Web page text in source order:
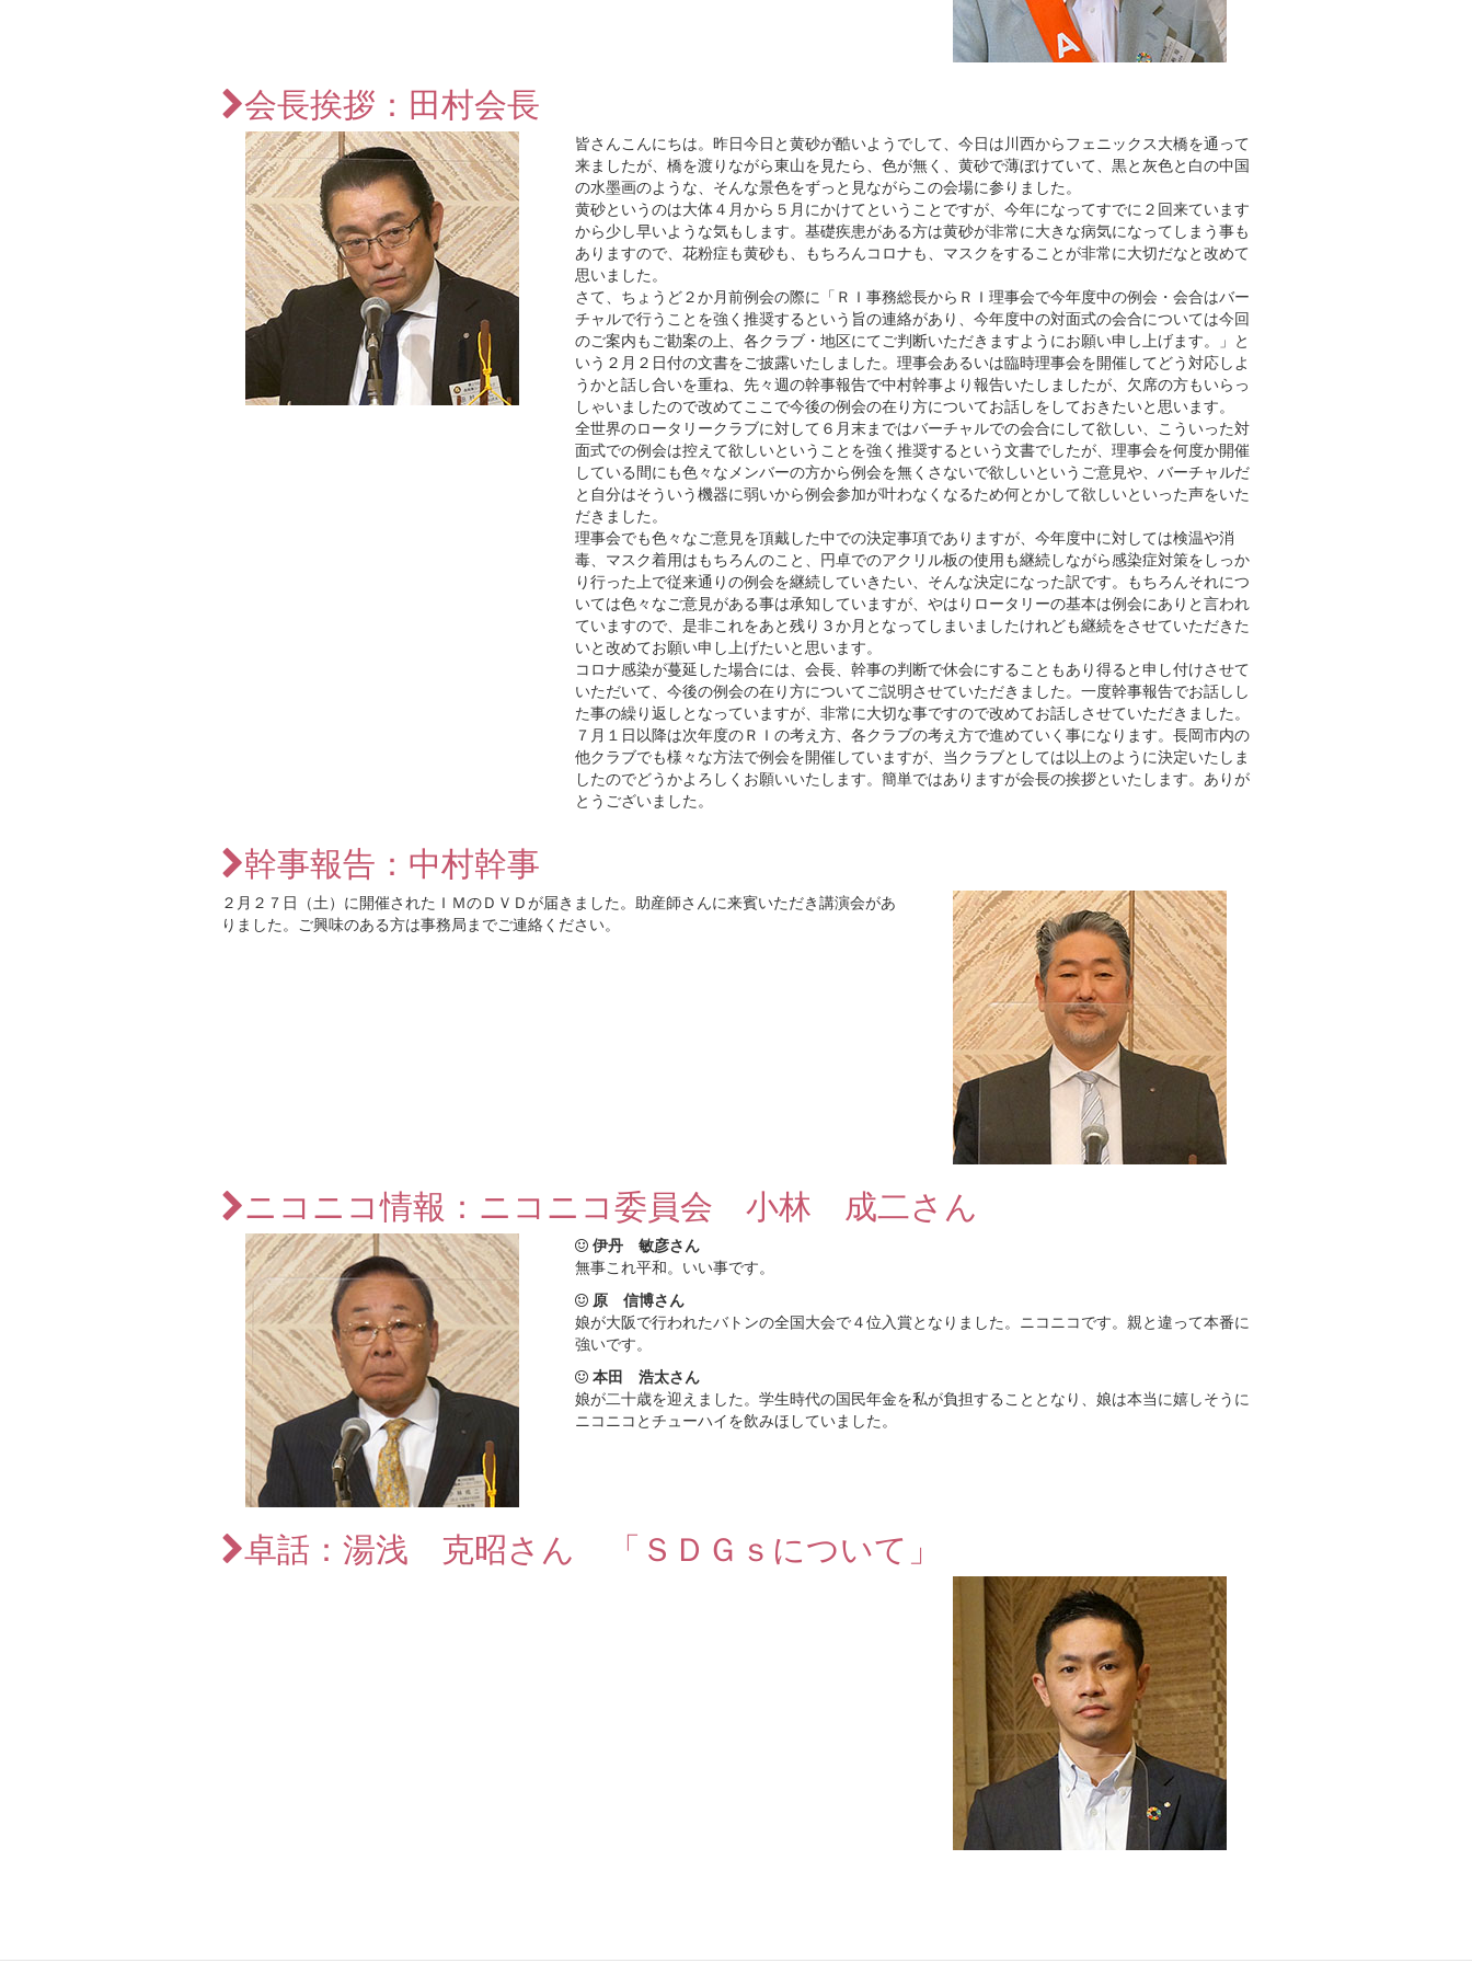
会長挨拶：田村会長
皆さんこんにちは。昨日今日と黄砂が酷いようでして、今日は川西からフェニックス大橋を通って
来ましたが、橋を渡りながら東山を見たら、色が無く、黄砂で薄ぼけていて、黒と灰色と白の中国
の水墨画のような、そんな景色をずっと見ながらこの会場に参りました。
黄砂というのは大体４月から５月にかけてということですが、今年になってすでに２回来ています
から少し早いような気もします。基礎疾患がある方は黄砂が非常に大きな病気になってしまう事も
ありますので、花粉症も黄砂も、もちろんコロナも、マスクをすることが非常に大切だなと改めて
思いました。
さて、ちょうど２か月前例会の際に「ＲＩ事務総長からＲＩ理事会で今年度中の例会・会合はバー
チャルで行うことを強く推奨するという旨の連絡があり、今年度中の対面式の会合については今回
のご案内もご勘案の上、各クラブ・地区にてご判断いただきますようにお願い申し上げます。」と
いう２月２日付の文書をご披露いたしました。理事会あるいは臨時理事会を開催してどう対応しよ
うかと話し合いを重ね、先々週の幹事報告で中村幹事より報告いたしましたが、欠席の方もいらっ
しゃいましたので改めてここで今後の例会の在り方についてお話しをしておきたいと思います。
全世界のロータリークラブに対して６月末まではバーチャルでの会合にして欲しい、こういった対
面式での例会は控えて欲しいということを強く推奨するという文書でしたが、理事会を何度か開催
している間にも色々なメンバーの方から例会を無くさないで欲しいというご意見や、バーチャルだ
と自分はそういう機器に弱いから例会参加が叶わなくなるため何とかして欲しいといった声をいた
だきました。
理事会でも色々なご意見を頂戴した中での決定事項でありますが、今年度中に対しては検温や消
毒、マスク着用はもちろんのこと、円卓でのアクリル板の使用も継続しながら感染症対策をしっか
り行った上で従来通りの例会を継続していきたい、そんな決定になった訳です。もちろんそれにつ
いては色々なご意見がある事は承知していますが、やはりロータリーの基本は例会にありと言われ
ていますので、是非これをあと残り３か月となってしまいましたけれども継続をさせていただきた
いと改めてお願い申し上げたいと思います。
コロナ感染が蔓延した場合には、会長、幹事の判断で休会にすることもあり得ると申し付けさせて
いただいて、今後の例会の在り方についてご説明させていただきました。一度幹事報告でお話しし
た事の繰り返しとなっていますが、非常に大切な事ですので改めてお話しさせていただきました。
７月１日以降は次年度のＲＩの考え方、各クラブの考え方で進めていく事になります。長岡市内の
他クラブでも様々な方法で例会を開催していますが、当クラブとしては以上のように決定いたしま
したのでどうかよろしくお願いいたします。簡単ではありますが会長の挨拶といたします。ありが
とうございました。
幹事報告：中村幹事
２月２７日（土）に開催されたＩＭのＤＶＤが届きました。助産師さんに来賓いただき講演会があ
りました。ご興味のある方は事務局までご連絡ください。
ニコニコ情報：ニコニコ委員会 小林 成二さん
伊丹 敏彦さん
無事これ平和。いい事です。
原 信博さん
娘が大阪で行われたバトンの全国大会で４位入賞となりました。ニコニコです。親と違って本番に
強いです。
本田 浩太さん
娘が二十歳を迎えました。学生時代の国民年金を私が負担することとなり、娘は本当に嬉しそうに
ニコニコとチューハイを飲みほしていました。
卓話：湯浅 克昭さん 「ＳＤＧｓについて」